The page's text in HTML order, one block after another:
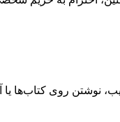
نوشتن روی کتاب‌ها یا